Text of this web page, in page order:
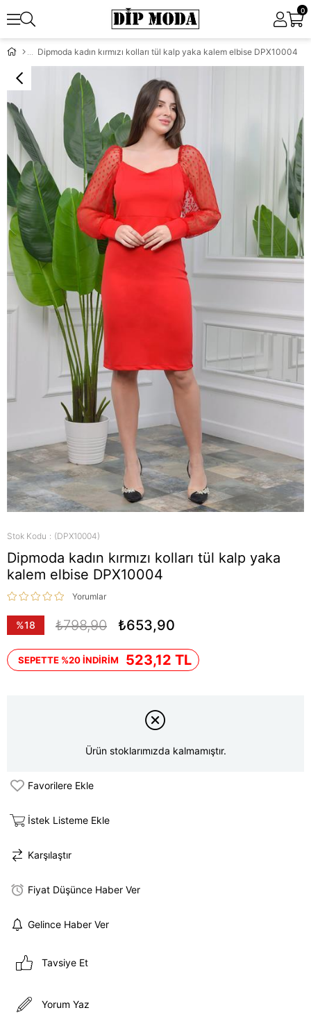
0
Dipmoda kadın kırmızı kolları tül kalp yaka kalem elbise DPX10004
Stok Kodu (DPX10004)
Dipmoda kadın kırmızı kolları tül kalp yaka
kalem elbise DPX10004
Yorumlar
%18
₺798,90 ₺653,90
SEPETTE %20 İNDİRİM 523,12 TL
Ürün stoklarımızda kalmamıştır.
Favorilere Ekle
İstek Listeme Ekle
Karşılaştır
Fiyat Düşünce Haber Ver
Gelince Haber Ver
Tavsiye Et
Yorum Yaz